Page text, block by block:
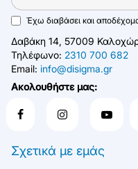
Έχω διαβάσει και
Δαβάκη 14, 57009
Τηλέφωνο: 2310 700 682
Email: info@disigma.gr
Ακολουθήστε μας:
Σχετικά με εμάς